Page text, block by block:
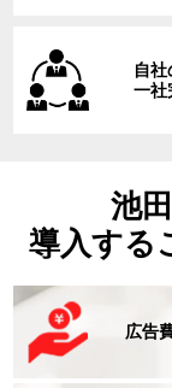
自社
一社
池
導入する
広告